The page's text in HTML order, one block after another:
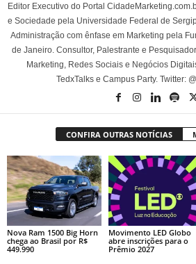
Editor Executivo do Portal
e Sociedade pela Universidade Federal de
Administração com ênfase em Marketing pela
de Janeiro. Consultor, Palestrante e
Marketing, Redes Sociais e Negócios
TedxTalks e Campus Party. Twitter:
CONFIRA OUTRAS NOTÍCIAS
Nova Ram 1500 Big Horn
chega ao Brasil por R$
449.990
Movimento LED Globo
abre inscrições para o
Prêmio 2027